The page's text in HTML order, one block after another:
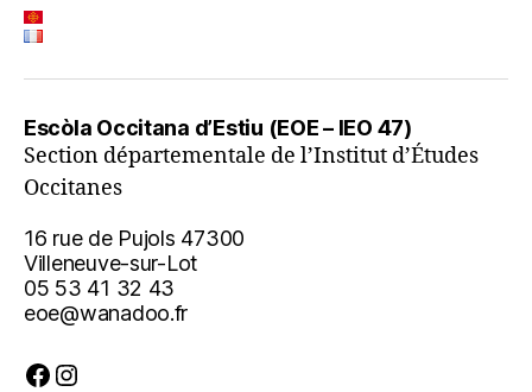
Escòla Occitana d’Estiu (EOE – IEO 47)
Section départementale de l’Institut d’Études
Occitanes
16 rue de Pujols 47300
Villeneuve-sur-Lot
05 53 41 32 43
eoe@wanadoo.fr
Facebook
Instagram
Demorem en contacte ?
nos dernières informations, inscrivez-vous ci-dessous. Vous